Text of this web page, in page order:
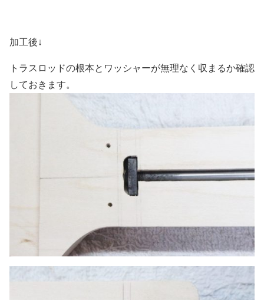
加工後↓
トラスロッドの根本とワッシャーが無理なく収まるか確認
しておきます。